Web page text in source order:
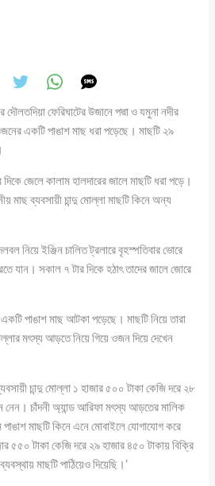
দৌলতদিয়া ফেরিঘাটের উজানে পদ্মা ও যমুনা নদীর
একটি পাঙাশ মাছ ধরা পড়েছে। মাছটি ২৯
জেলে কালাম হালদারের জালে মাছটি ধরা পড়ে।
মাছ ব্যবসায়ী চান্দু মোল্লা মাছটি কিনে অন্য
নিয়ে ইঞ্জিন চালিত ট্রলারে বৃহস্পতিবার ভোরে
যান। সকাল ৭ টার দিকে হঠাৎ তাদের জালে জোরে
পাঙাশ মাছ আটকা পড়েছে। মাছটি নিয়ে তারা
মৎস্য আড়তে নিয়ে গিয়ে ওজন দিয়ে দেখেন
চান্দু মোল্লা ১ হাজার ৫০০ টাকা কেজি দরে ২৮
নেন। চাঁদনী অ্যান্ড আরিফা মৎস্য আড়তের মালিক
পাঙাশ মাছটি কিনে এনে মোবাইলে যোগাযোগ করে
৫৫০ টাকা কেজি দরে ২৯ হাজার ৪৫০ টাকায় বিক্রি
মাছটি পাঠিয়েও দিয়েছি।’